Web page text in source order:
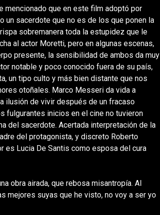
mencionado que en este film adoptó por
un sacerdote que no es de los que ponen la
sobremanera toda la estupidez que le
al actor Moretti, pero en algunas escenas,
presente, la sensibilidad de ambos da muy
notable y poco conocido fuera de su país,
un tipo culto y más bien distante que nos
otoñales. Marco Messeri da vida a
ilusión de vivir después de un fracaso
fulgurantes inicios en el cine no tuvieron
del sacerdote. Acertada interpretación de la
del protagonista, y discreto Roberto
es Lucia De Santis como esposa del cura
obra airada, que rebosa misantropía. Al
mejores suyas que he visto, no voy a ser yo